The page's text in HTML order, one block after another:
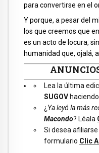
para convertirse en el
Y porque, a pesar del
los que creemos que
es un acto de locura,
humanidad que, ojalá,
Lea la última
SUGOV haciendo
¿ Ya leyó la más
Macondo? Léala
Si desea afiliarse
formulario Clic